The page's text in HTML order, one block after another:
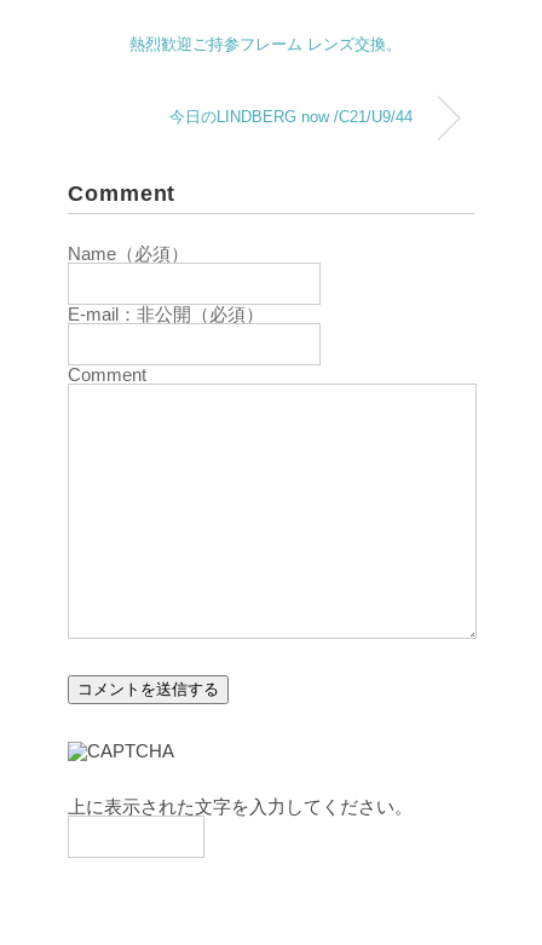
熱烈歓迎ご持参フレーム レンズ交換。
今日のLINDBERG now /C21/U9/44
Comment
Name（必須）
E-mail：非公開（必須）
Comment
上に表示された文字を入力してください。